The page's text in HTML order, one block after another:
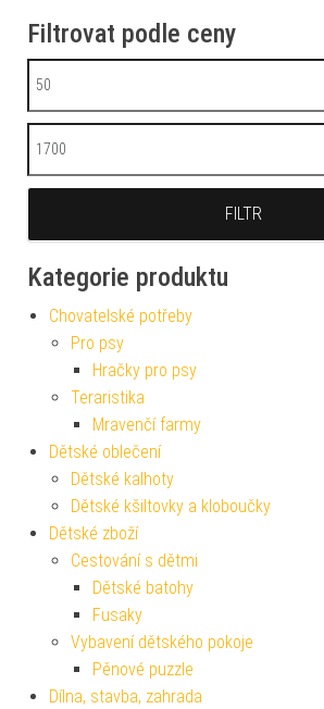
Filtrovat podle ceny
Minimální cena
Maximální cena
FILTR
Kategorie produktu
Chovatelské potřeby
Pro psy
Hračky pro psy
Teraristika
Mravenčí farmy
Dětské oblečení
Dětské kalhoty
Dětské kšiltovky a kloboučky
Dětské zboží
Cestování s dětmi
Dětské batohy
Fusaky
Vybavení dětského pokoje
Pěnové puzzle
Dílna, stavba, zahrada